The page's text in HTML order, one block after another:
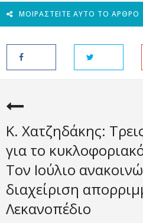
ΜΟΙΡΑΣΤΕΊΤΕ ΑΥΤΌ ΤΟ ΆΡΘΡΟ
Κ. Χατζηδάκης:
για το
Τον Ιούλιο
διαχείριση
Λεκανοπέδιο